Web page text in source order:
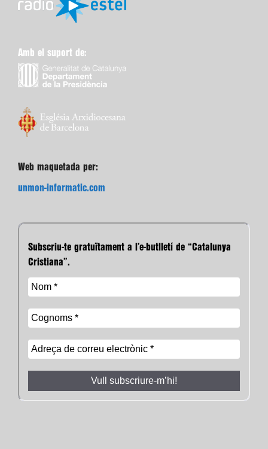
Amb el suport de:
Web maquetada per:
unmon-informatic.com
Subscriu-te gratuïtament a l’e-butlletí de “Catalunya
Cristiana”.